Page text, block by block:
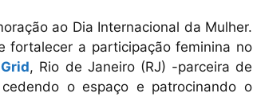
ao Dia Internacional da Mulher.
fortalecer a participação feminina no
, Rio de Janeiro (RJ) -parceira de
o espaço e patrocinando o